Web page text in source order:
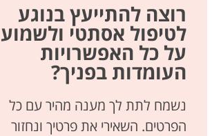
רוצה להתייעץ בנוגע
לטיפול אסתטי ולשמוע
על כל האפשרויות
העומדות בפניך?
נשמח לתת לך מענה מהיר עם כל
הפרטים. השאירי את פרטיך ונחזור